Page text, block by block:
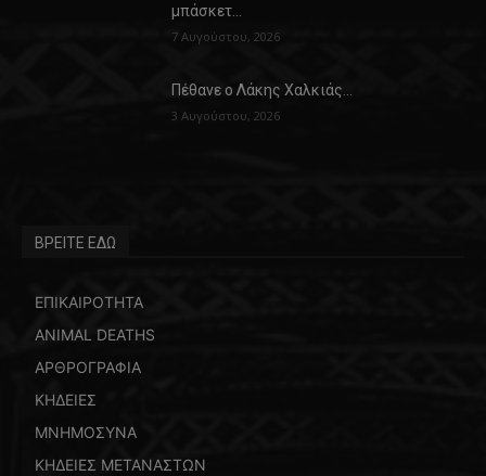
μπάσκετ…
7 Αυγούστου, 2026
Πέθανε ο Λάκης Χαλκιάς…
3 Αυγούστου, 2026
ΒΡΕΙΤΕ ΕΔΩ
ΕΠΙΚΑΙΡΟΤΗΤΑ
ANIMAL DEATHS
ΑΡΘΡΟΓΡΑΦΙΑ
ΚΗΔΕΙΕΣ
ΜΝΗΜΟΣΥΝΑ
ΚΗΔΕΙΕΣ ΜΕΤΑΝΑΣΤΩΝ